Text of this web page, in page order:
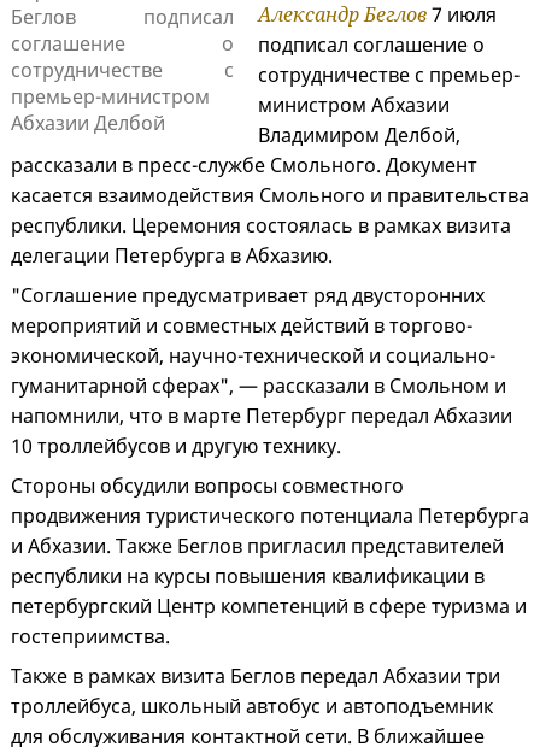
Александр Беглов7 июля
подписал соглашение о
сотрудничестве с премьер-
министром Абхазии
Владимиром Делбой,
рассказали в пресс-службе Смольного. Документ
касается взаимодействия Смольного и правительства
республики. Церемония состоялась в рамках визита
делегации Петербурга в Абхазию.
"Соглашение предусматривает ряд двусторонних
мероприятий и совместных действий в торгово-
экономической, научно-технической и социально-
гуманитарной сферах", — рассказали в Смольном и
напомнили, что в марте Петербург передал Абхазии
10 троллейбусов и другую технику.
Стороны обсудили вопросы совместного
продвижения туристического потенциала Петербурга
и Абхазии. Также Беглов пригласил представителей
республики на курсы повышения квалификации в
петербургский Центр компетенций в сфере туризма и
гостеприимства.
Также в рамках визита Беглов передал Абхазии три
троллейбуса, школьный автобус и автоподъемник
для обслуживания контактной сети. В ближайшее